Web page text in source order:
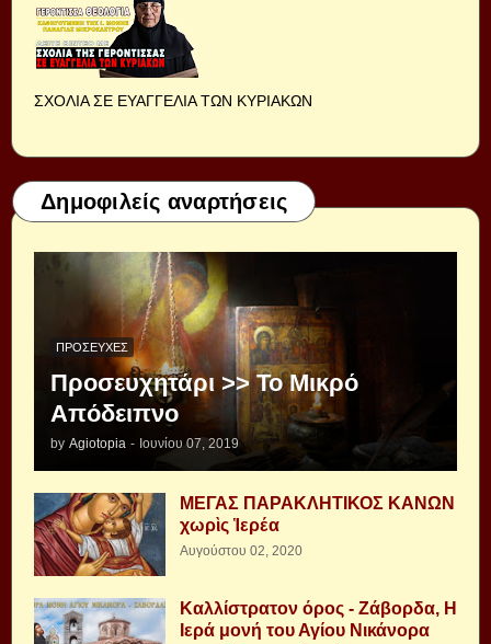
ΣΧΟΛΙΑ ΣΕ ΕΥΑΓΓΕΛΙΑ ΤΩΝ ΚΥΡΙΑΚΩΝ
Δημοφιλείς αναρτήσεις
ΠΡΟΣΕΥΧΈΣ
Προσευχητάρι >> Το Μικρό
Απόδειπνο
by Agiotopia - Ιουνίου 07, 2019
ΜΕΓΑΣ ΠΑΡΑΚΛΗΤΙΚΟΣ ΚΑΝΩΝ
χωρὶς Ἱερέα
Αυγούστου 02, 2020
Καλλίστρατον όρος - Ζάβορδα, Η
Ιερά μονή του Αγίου Νικάνορα